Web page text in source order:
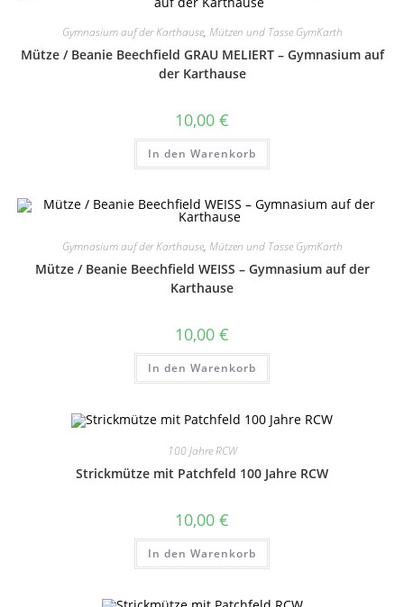
Gymnasium auf der Karthause, Mützen und Tasse GymKarth
Mütze / Beanie Beechfield GRAU MELIERT – Gymnasium auf
der Karthause
10,00 €
In den Warenkorb
Gymnasium auf der Karthause, Mützen und Tasse GymKarth
Mütze / Beanie Beechfield WEISS – Gymnasium auf der
Karthause
10,00 €
In den Warenkorb
100 Jahre RCW
Strickmütze mit Patchfeld 100 Jahre RCW
10,00 €
In den Warenkorb